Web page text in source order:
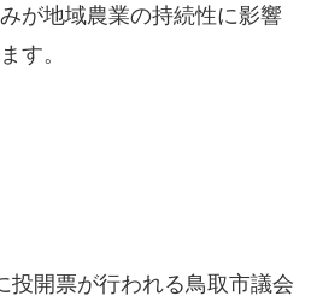
が地域農業の持続性に影響
す。
投開票が行われる鳥取市議会